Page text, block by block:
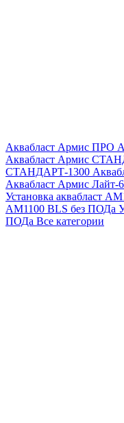
Аквабласт Армис ПРО
Аквабласт Армис
СТАНДАРТ-1300
Аквабласт Армис Лайт-
Установка аквабласт
AM1100 BLS без ПОДа
ПОДа Все категории